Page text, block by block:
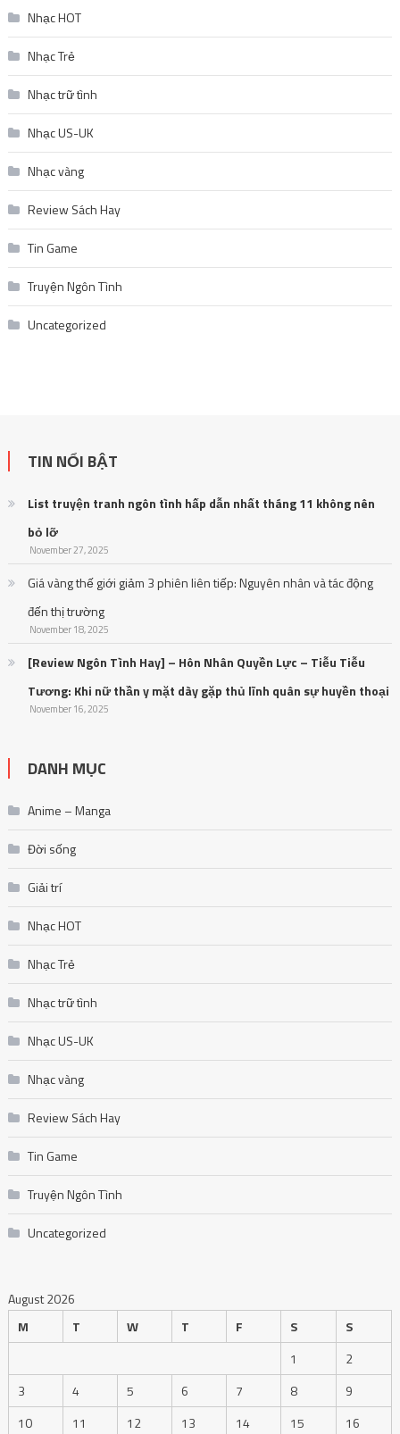
Nhạc HOT
Nhạc Trẻ
Nhạc trữ tình
Nhạc US-UK
Nhạc vàng
Review Sách Hay
Tin Game
Truyện Ngôn Tình
Uncategorized
TIN NỔI BẬT
List truyện tranh ngôn tình hấp dẫn nhất tháng 11 không nên
bỏ lỡ
November 27, 2025
Giá vàng thế giới giảm 3 phiên liên tiếp: Nguyên nhân và tác động
đến thị trường
November 18, 2025
[Review Ngôn Tình Hay] – Hôn Nhân Quyền Lực – Tiễu Tiễu
Tương: Khi nữ thần y mặt dày gặp thủ lĩnh quân sự huyền thoại
November 16, 2025
DANH MỤC
Anime – Manga
Đời sống
Giải trí
Nhạc HOT
Nhạc Trẻ
Nhạc trữ tình
Nhạc US-UK
Nhạc vàng
Review Sách Hay
Tin Game
Truyện Ngôn Tình
Uncategorized
August 2026
M
T W T F S
S
1
2
3
4 5 6 7 8
9
10
11 12 13 14 15 16